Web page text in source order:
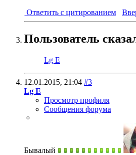
Ответить с цитированием
Пользователь
Lg E
12.01.2015, 21:04 #3
Lg E
Просмотр профиля
Сообщения форума
Бывалый